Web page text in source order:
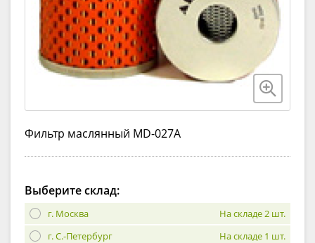
Фильтр маслянный MD-027A
Выберите склад:
г. Москва
На складе 2 шт.
г. С.-Петербург
На складе 1 шт.